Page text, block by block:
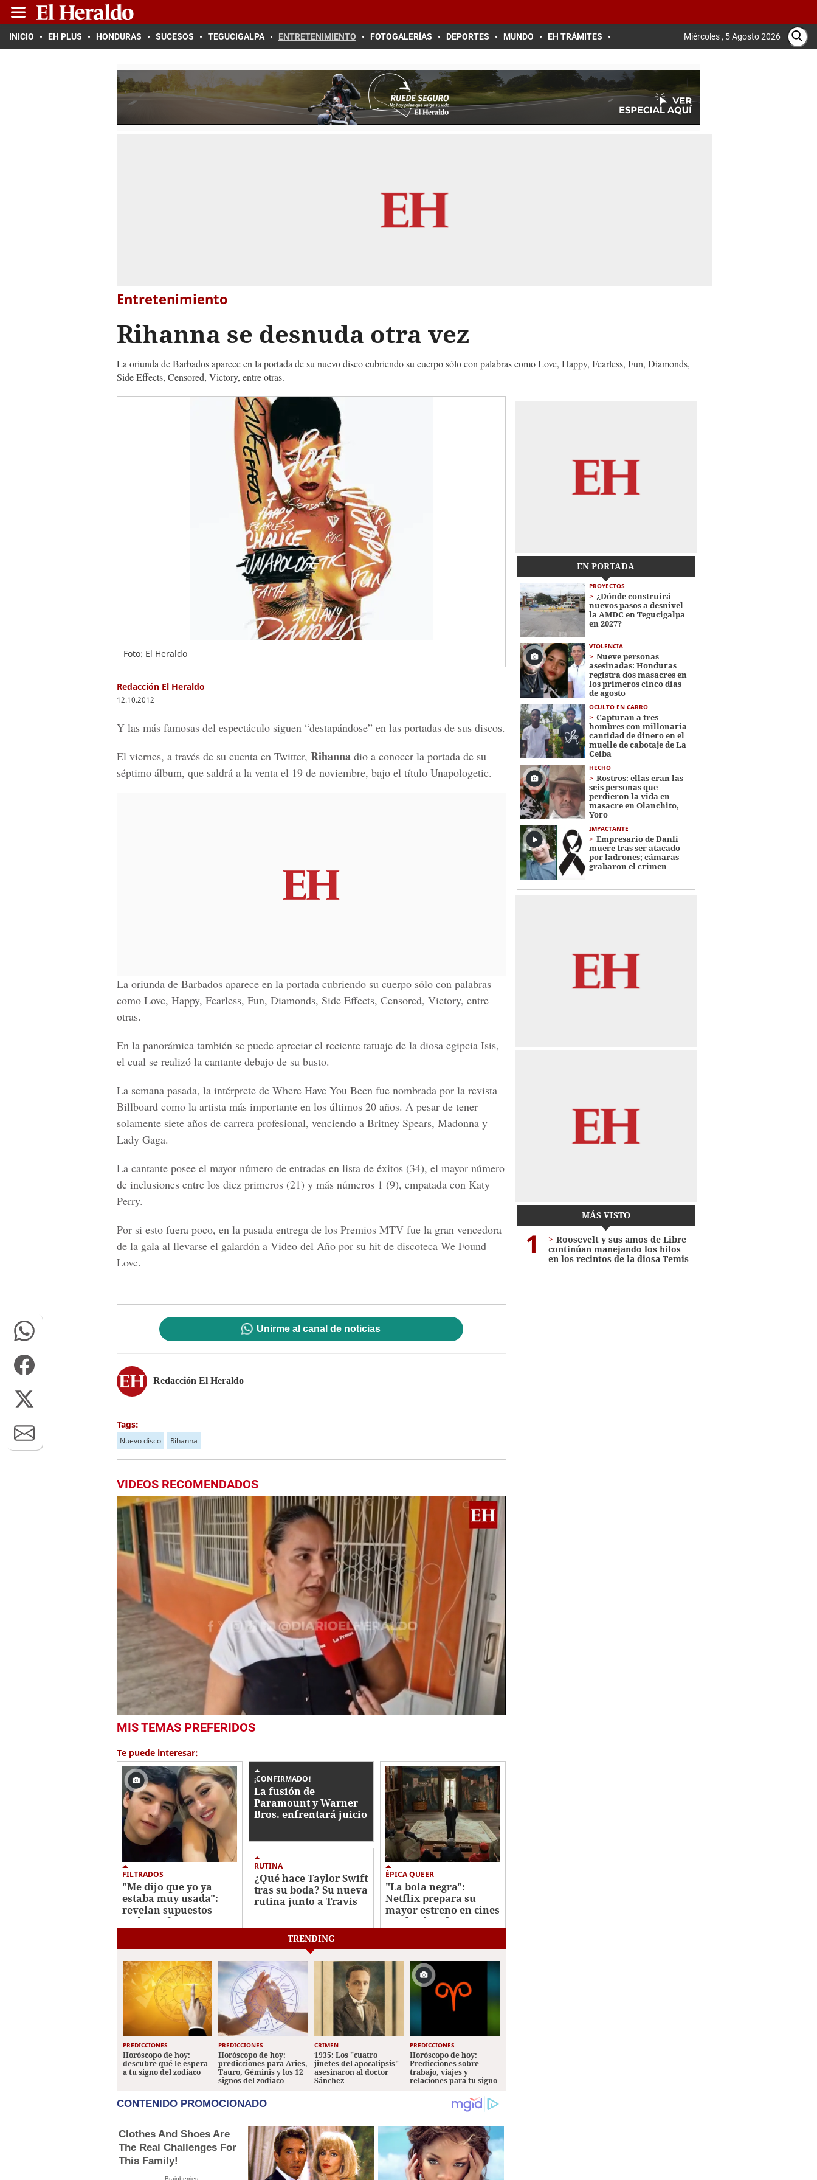
INICIO EH PLUS HONDURAS SUCESOS TEGUCIGALPA ENTRETENIMIENTO FOTOGALERÍAS DEPORTES MUNDO EH TRÁMITES Miércoles , 5 Agosto 2026
Entretenimiento
Rihanna se desnuda otra vez
La oriunda de Barbados aparece en la portada de su nuevo disco cubriendo su cuerpo sólo con palabras como Love, Happy, Fearless, Fun, Diamonds,
Side Effects, Censored, Victory, entre otras.
Foto: El Heraldo
Redacción El Heraldo
12.10.2012
Y las más famosas del espectáculo siguen “destapándose” en las portadas de sus discos.
El viernes, a través de su cuenta en Twitter, Rihanna dio a conocer la portada de su
séptimo álbum, que saldrá a la venta el 19 de noviembre, bajo el título Unapologetic.
La oriunda de Barbados aparece en la portada cubriendo su cuerpo sólo con palabras
como Love, Happy, Fearless, Fun, Diamonds, Side Effects, Censored, Victory, entre
otras.
En la panorámica también se puede apreciar el reciente tatuaje de la diosa egipcia Isis,
el cual se realizó la cantante debajo de su busto.
La semana pasada, la intérprete de Where Have You Been fue nombrada por la revista
Billboard como la artista más importante en los últimos 20 años. A pesar de tener
solamente siete años de carrera profesional, venciendo a Britney Spears, Madonna y
Lady Gaga.
La cantante posee el mayor número de entradas en lista de éxitos (34), el mayor número
de inclusiones entre los diez primeros (21) y más números 1 (9), empatada con Katy
Perry.
Por si esto fuera poco, en la pasada entrega de los Premios MTV fue la gran vencedora
de la gala al llevarse el galardón a Video del Año por su hit de discoteca We Found
Love.
Unirme al canal de noticias
Redacción El Heraldo
Tags:
Nuevo disco Rihanna
VIDEOS RECOMENDADOS
seconds
2
minutes,
20
secondsVolume
0%
MIS TEMAS PREFERIDOS
Te puede interesar:
FILTRADOS
"Me dijo que yo ya
estaba muy usada":
revelan supuestos
audios y fotos entre
¡CONFIRMADO!
La fusión de
Paramount y Warner
Bros. enfrentará juicio
antimonopolio en 2027
RUTINA
¿Qué hace Taylor Swift
tras su boda? Su nueva
rutina junto a Travis
Kelce
ÉPICA QUEER
"La bola negra":
Netflix prepara su
mayor estreno en cines
con la obra de Los
EN PORTADA
PROYECTOS
¿Dónde construirá
nuevos pasos a desnivel
la AMDC en Tegucigalpa
en 2027?
VIOLENCIA
Nueve personas
asesinadas: Honduras
registra dos masacres en
los primeros cinco días
de agosto
OCULTO EN CARRO
Capturan a tres
hombres con millonaria
cantidad de dinero en el
muelle de cabotaje de La
Ceiba
HECHO
Rostros: ellas eran las
seis personas que
perdieron la vida en
masacre en Olanchito,
Yoro
IMPACTANTE
Empresario de Danlí
muere tras ser atacado
por ladrones; cámaras
grabaron el crimen
MÁS VISTO
1
Roosevelt y sus amos de Libre
continúan manejando los hilos
en los recintos de la diosa Temis
TRENDING
PREDICCIONES
Horóscopo de hoy:
descubre qué le espera
a tu signo del zodiaco
PREDICCIONES
Horóscopo de hoy:
predicciones para Aries,
Tauro, Géminis y los 12
signos del zodiaco
CRIMEN
1935: Los "cuatro
jinetes del apocalipsis"
asesinaron al doctor
Sánchez
PREDICCIONES
Horóscopo de hoy:
Predicciones sobre
trabajo, viajes y
relaciones para tu signo
CONTENIDO PROMOCIONADO
Clothes And Shoes Are
The Real Challenges For
This Family!
Brainberries